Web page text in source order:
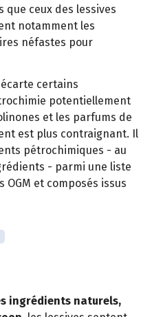
ceux des lessives
notamment les
néfastes pour
certains
potentiellement
et les parfums de
est plus contraignant. Il
pétrochimiques - au
- parmi une liste
et composés issus
ingrédients naturels,